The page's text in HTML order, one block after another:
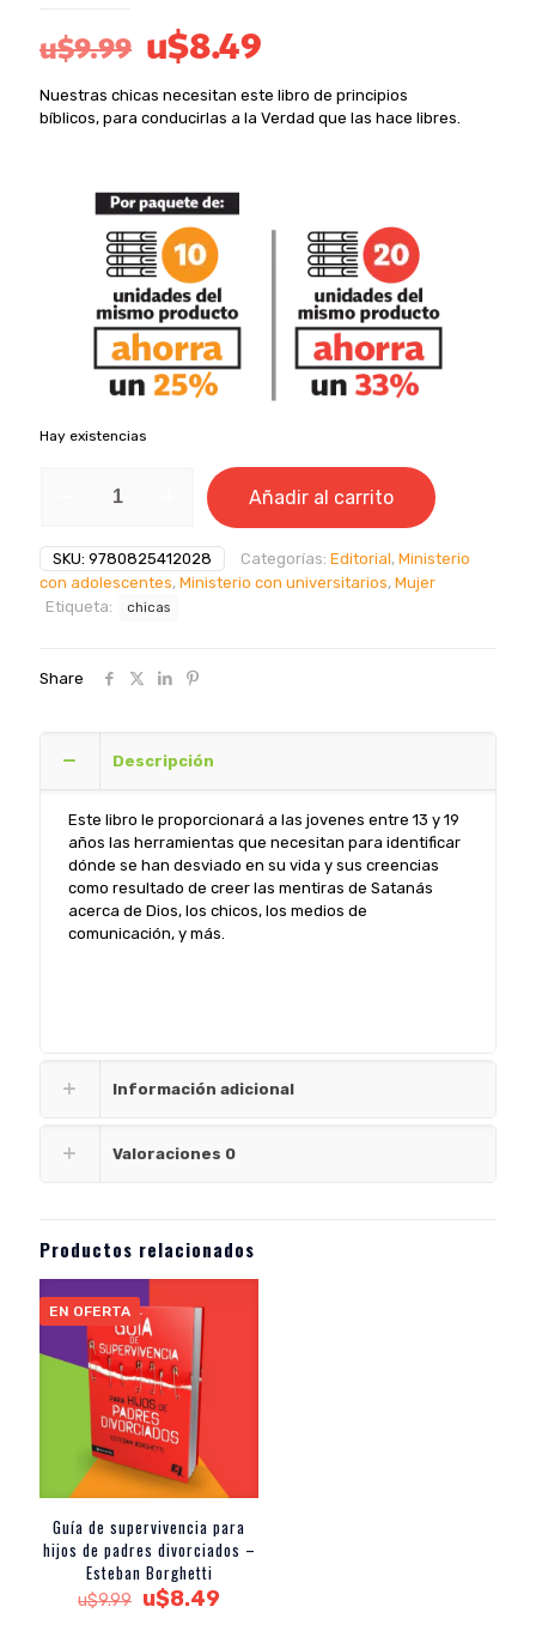
u$9.99 El
precio
original
u$9.99.
u$8.49
precio
actual
Nuestras chicas necesitan este libro de principios
bíblicos, para conducirlas a la Verdad que las hace libres.
Hay existencias
jóvenes
creen
y
la
las
y
Gresh
cantidad
Añadir al carrito
SKU: 9780825412028 Categorías: Editorial, Ministerio
con adolescentes, Ministerio con universitarios, Mujer
Etiqueta:
chicas
Share
Descripción
Este libro le proporcionará a las jovenes entre 13 y 19
años las herramientas que necesitan para identificar
dónde se han desviado en su vida y sus creencias
como resultado de creer las mentiras de Satanás
acerca de Dios, los chicos, los medios de
comunicación, y más.
Información adicional
Valoraciones 0
Productos relacionados
EN OFERTA
Guía de supervivencia para
hijos de padres divorciados –
Esteban Borghetti
u$9.99 El
u$8.49El